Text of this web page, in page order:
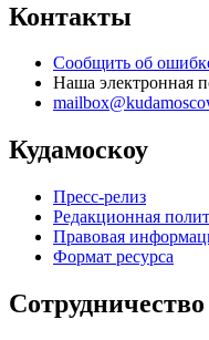
Контакты
Сообщить об
Наша электронная
Кудамоскоу
Пресс-релиз
Редакционная
Правовая
Формат ресурса
Сотрудничество